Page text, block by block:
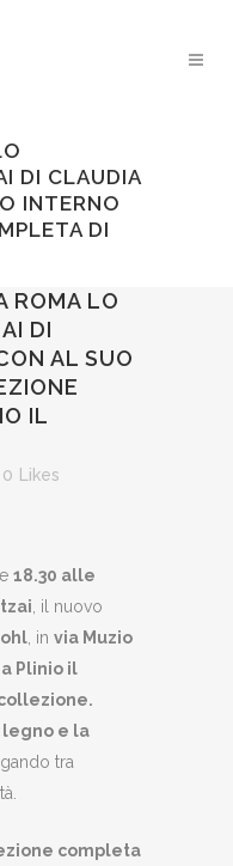
DI CLAUDIA
INTERNO
DI
ROMA LO
DI
AL SUO
IL
0 Likes
18.30 alle
, il nuovo
, in via Muzio
Plinio il
legno e la
tra
completa